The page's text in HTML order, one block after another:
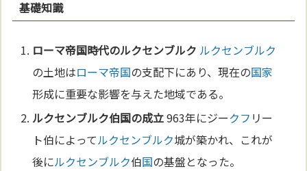
基礎知識
ローマ帝国時代のルクセンブルク ルクセンブルク
の土地はローマ帝国の支配下にあり、現在の国家
形成に重要な影響を与えた地域である。
ルクセンブルク伯国の成立963年にジークフ リー
ト伯によってルクセンブルク城が築かれ、これが
後にルクセンブルク伯国の基盤となった。